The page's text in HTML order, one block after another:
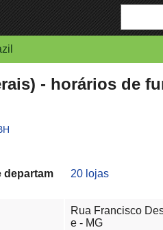
Enter
your
search
- horários de
departam
20 lojas
Rua Francisco
e - MG